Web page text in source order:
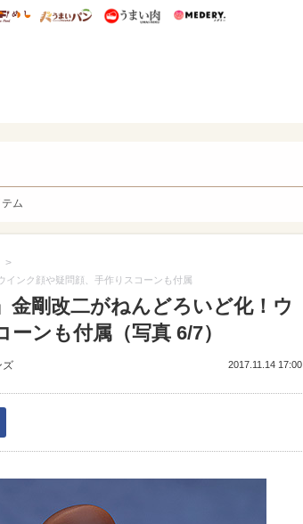
ィズニー特集
うまいめし うまいパン うまい肉
ム
>
インク顔や疑問顔、手作りスコーンも付属
金剛改二がねんどろいど化！ウ
ンも付属（写真 6/7）
ズ 2017.11.14 17:00